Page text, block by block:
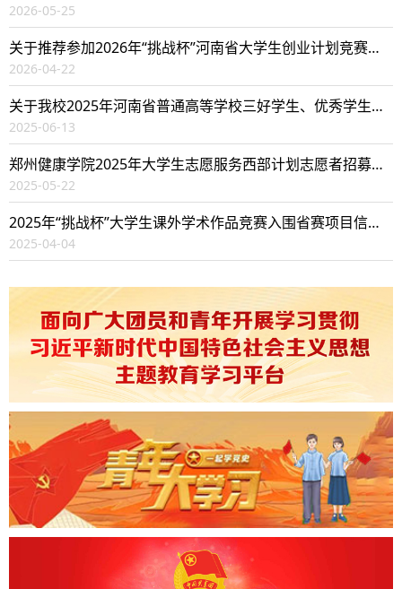
2026-05-25
关于推荐参加2026年“挑战杯”河南省大学生创业计划竞赛作品名单的公...
2026-04-22
关于我校2025年河南省普通高等学校三好学生、优秀学生干部和先进班集...
2025-06-13
郑州健康学院2025年大学生志愿服务西部计划志愿者招募校内 选拔综合排...
2025-05-22
2025年“挑战杯”大学生课外学术作品竞赛入围省赛项目信息公示
2025-04-04